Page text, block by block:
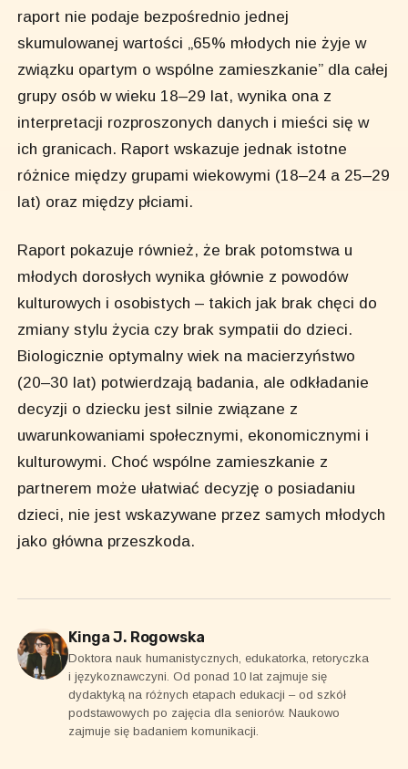
raport nie podaje bezpośrednio jednej
skumulowanej wartości „65% młodych nie żyje w
związku opartym o wspólne zamieszkanie” dla całej
grupy osób w wieku 18–29 lat, wynika ona z
interpretacji rozproszonych danych i mieści się w
ich granicach. Raport wskazuje jednak istotne
różnice między grupami wiekowymi (18–24 a 25–29
lat) oraz między płciami.
Raport pokazuje również, że brak potomstwa u
młodych dorosłych wynika głównie z powodów
kulturowych i osobistych – takich jak brak chęci do
zmiany stylu życia czy brak sympatii do dzieci.
Biologicznie optymalny wiek na macierzyństwo
(20–30 lat) potwierdzają badania, ale odkładanie
decyzji o dziecku jest silnie związane z
uwarunkowaniami społecznymi, ekonomicznymi i
kulturowymi. Choć wspólne zamieszkanie z
partnerem może ułatwiać decyzję o posiadaniu
dzieci, nie jest wskazywane przez samych młodych
jako główna przeszkoda.
Kinga J. Rogowska
Doktora nauk humanistycznych, edukatorka, retoryczka
i językoznawczyni. Od ponad 10 lat zajmuje się
dydaktyką na różnych etapach edukacji – od szkół
podstawowych po zajęcia dla seniorów. Naukowo
zajmuje się badaniem komunikacji.